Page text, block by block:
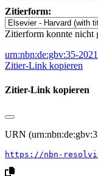
Zitierform:
Zitierform konnte nicht
urn:nbn:de:gbv:35-
Zitier-Link kopieren
Zitier-Link kopieren
URN
https://nbn-